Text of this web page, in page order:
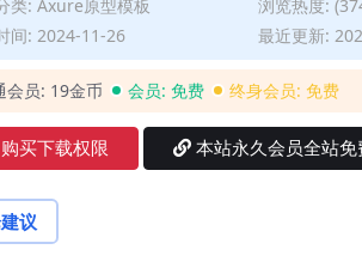
类: Axure原型模板
浏览热度:
间: 2024-11-26
最近更新:
会员: 19金币 会员: 免费 终身会员: 免费
购买下载权限 本站永久会员全站免
议